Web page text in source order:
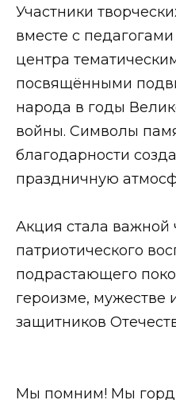
Участники
вместе с
центра
посвящёнными
народа в годы
войны. Символы
благодарности
праздничную
Акция стала важной
патриотического
подрастающего
героизме, мужестве
защитников
Мы помним! Мы